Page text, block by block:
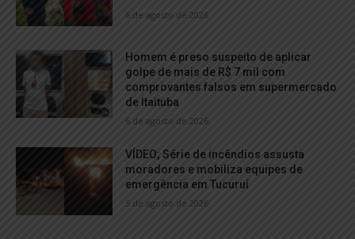
6 de agosto de 2026
Homem é preso suspeito de aplicar
golpe de mais de R$ 7 mil com
comprovantes falsos em supermercado
de Itaituba
6 de agosto de 2026
VÍDEO; Série de incêndios assusta
moradores e mobiliza equipes de
emergência em Tucuruí
5 de agosto de 2026